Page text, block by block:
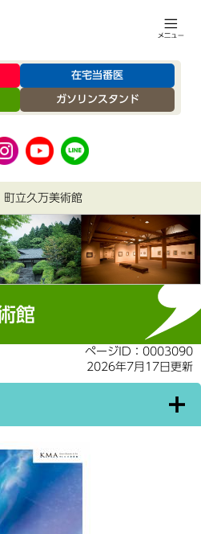
在宅当番医
ガソリンスタンド
町立久万美術館
館
ページID：0003090
2026年7月17日更新